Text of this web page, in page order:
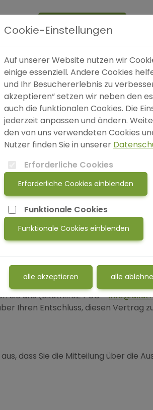
Expertensuche
Verbraucher haben ein
ohne Angabe von Gründen
Ihnen benannter Dritter, der nicht
Widerrufsfrist mit Vertragsschluss,
Sie uns (akuthilfe24 UG -
Ihren Entschluss, diesen Vertrag
dass Sie die Mitteilung über die
Cookie-Einstellungen
Auf unserer Website nutzen wir
einige essenziell. Andere Cookies
und Ihr Besuchererlebnis zu
akzeptieren“ setzen wir neben den
auch die funktionalen Cookies. Die
jederzeit anpassen und ändern.
den von uns verwendeten Cookies
Nutzer finden Sie in unserer
Erforderliche Cookies
Erforderliche Cookies einblenden
Funktionale Cookies
Funktionale Cookies einblenden
alle akzeptieren alle